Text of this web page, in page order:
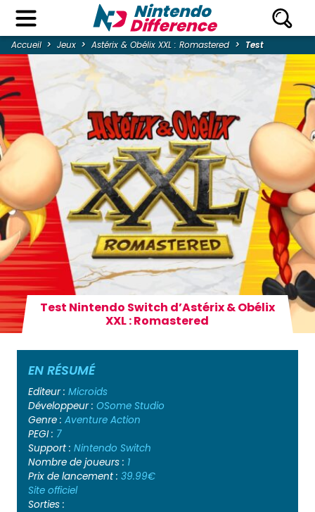
Accueil Jeux Astérix & Obélix XXL : Romastered Test
Test Nintendo Switch d’Astérix & Obélix
XXL : Romastered
EN RÉSUMÉ
Editeur : Microids
Développeur : OSome Studio
Genre : Aventure Action
PEGI : 7
Support : Nintendo Switch
Nombre de joueurs : 1
Prix de lancement : 39.99€
Site officiel
Sorties :